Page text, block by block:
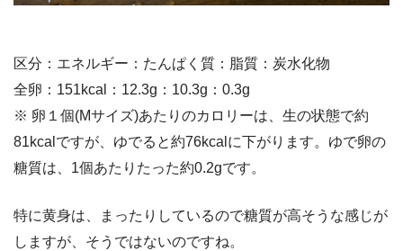
区分：エネルギー：たんぱく質：脂質：炭水化物
全卵：151kcal：12.3g：10.3g：0.3g
※ 卵１個(Mサイズ)あたりのカロリーは、生の状態で約
81kcalですが、ゆでると約76kcalに下がります。ゆで卵の
糖質は、1個あたりたった約0.2gです。
特に黄身は、まったりしているので糖質が高そうな感じが
しますが、そうではないのですね。